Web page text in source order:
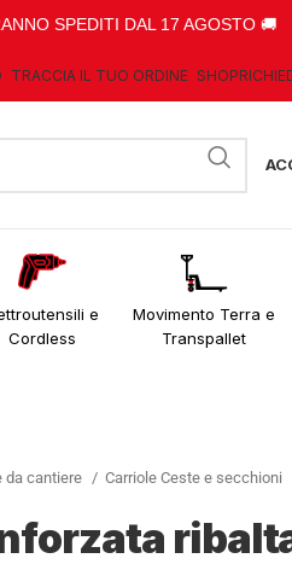
SPEDITI DAL 17 AGOSTO 🚚
TRACCIA IL TUO ORDINE SHOP
e
Cordless
Movimento Terra e
Transpallet
da cantiere Carriole Ceste e secchioni